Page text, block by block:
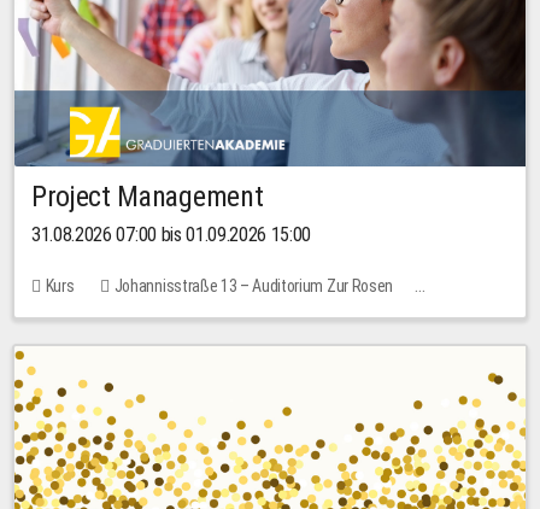
Project Management
31.08.2026 07:00 bis 01.09.2026 15:00
Kurs
Johannisstraße 13 – Auditorium Zur Rosen
Keine freien Plätze
30,00 EUR